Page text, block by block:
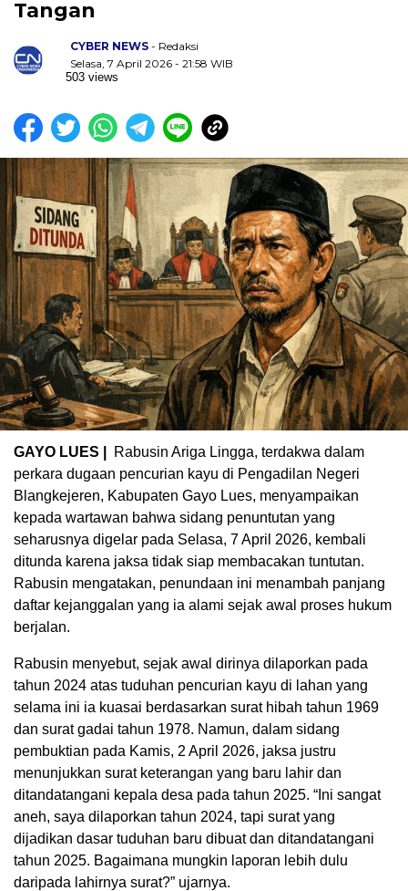
Tangan
CYBER NEWS - Redaksi
Selasa, 7 April 2026 - 21:58 WIB
503 views
GAYO LUES |
Rabusin Ariga Lingga, terdakwa dalam
perkara dugaan pencurian kayu di Pengadilan Negeri
Blangkejeren, Kabupaten Gayo Lues, menyampaikan
kepada wartawan bahwa sidang penuntutan yang
seharusnya digelar pada Selasa, 7 April 2026, kembali
ditunda karena jaksa tidak siap membacakan tuntutan.
Rabusin mengatakan, penundaan ini menambah panjang
daftar kejanggalan yang ia alami sejak awal proses hukum
berjalan.
Rabusin menyebut, sejak awal dirinya dilaporkan pada
tahun 2024 atas tuduhan pencurian kayu di lahan yang
selama ini ia kuasai berdasarkan surat hibah tahun 1969
dan surat gadai tahun 1978. Namun, dalam sidang
pembuktian pada Kamis, 2 April 2026, jaksa justru
menunjukkan surat keterangan yang baru lahir dan
ditandatangani kepala desa pada tahun 2025. “Ini sangat
aneh, saya dilaporkan tahun 2024, tapi surat yang
dijadikan dasar tuduhan baru dibuat dan ditandatangani
tahun 2025. Bagaimana mungkin laporan lebih dulu
daripada lahirnya surat?” ujarnya.